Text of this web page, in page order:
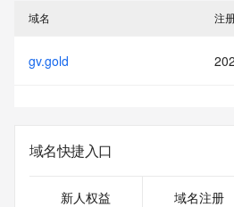
域名 注
gv.gold
域名快捷入口
新人权益 域名注册